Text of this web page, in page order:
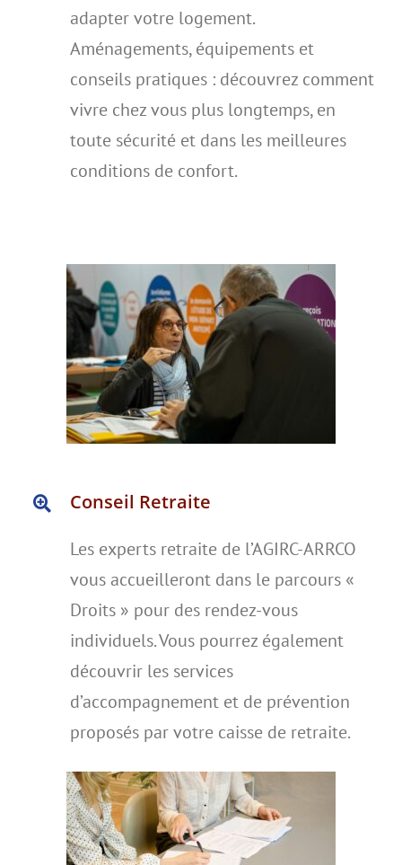
adapter votre logement.
Aménagements, équipements et
conseils pratiques : découvrez comment
vivre chez vous plus longtemps, en
toute sécurité et dans les meilleures
conditions de confort.
Conseil Retraite
Les experts retraite de l’AGIRC-ARRCO
vous accueilleront dans le parcours «
Droits » pour des rendez-vous
individuels. Vous pourrez également
découvrir les services
d’accompagnement et de prévention
proposés par votre caisse de retraite.